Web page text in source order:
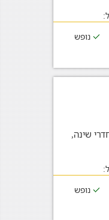
נופש
וקבוצות עד 15 איש המשקיפה על חופי הכנרת המרהיבה וכוללת 5 חדרי שינה,
נופש